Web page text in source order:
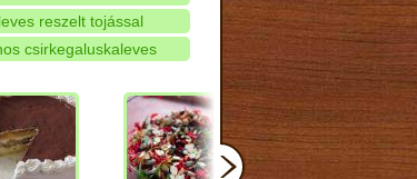
reszelt tojással
csirkegaluskaleves